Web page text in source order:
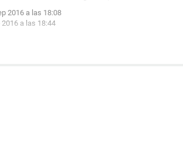
2016 a las 18:08
2016 a las 18:44